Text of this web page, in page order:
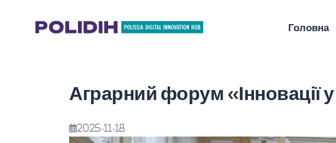
Головна
Аграрний форум «Інновації
2025-11-18